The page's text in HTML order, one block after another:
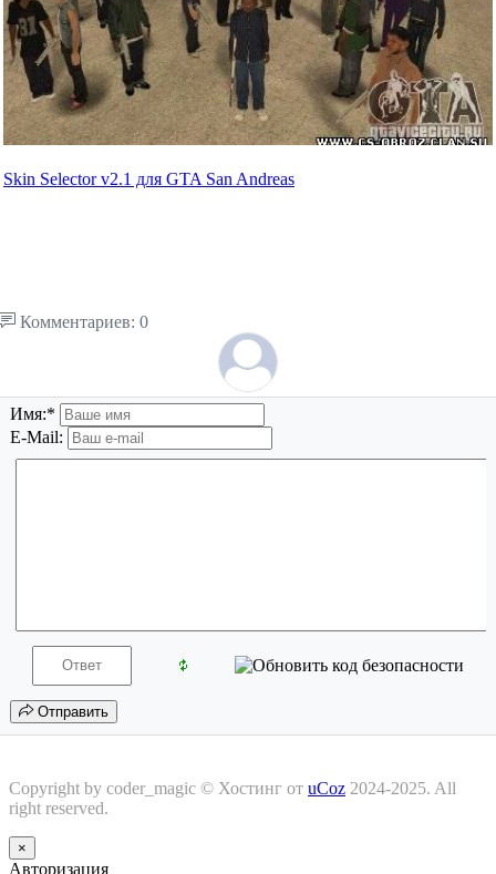
Skin Selector v2.1 для GTA San Andreas
Комментариев: 0
Имя:*
E-Mail:
Отправить
Copyright by coder_magic © Хостинг от uCoz 2024-2025. All
right reserved.
×
Авторизация